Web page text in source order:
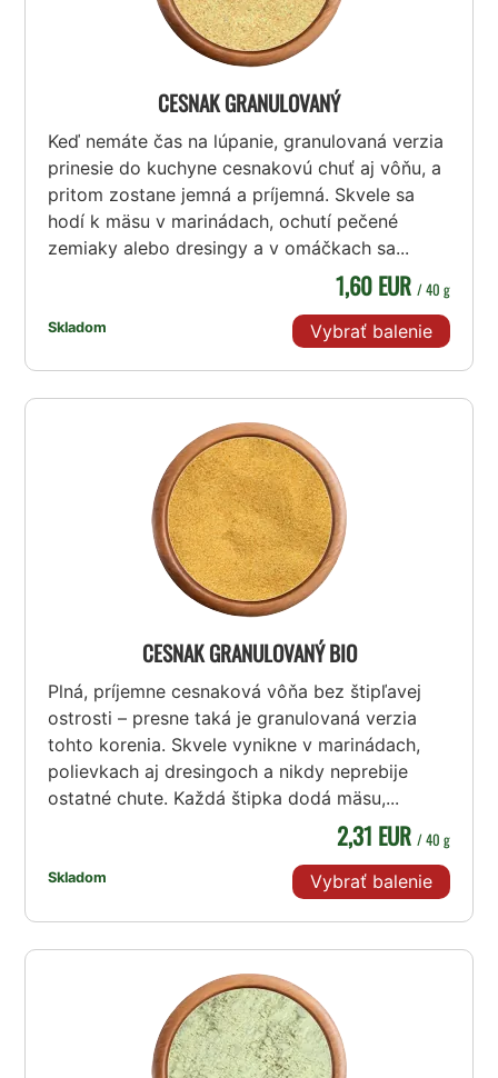
CESNAK GRANULOVANÝ
Keď nemáte čas na lúpanie, granulovaná verzia
prinesie do kuchyne cesnakovú chuť aj vôňu, a
pritom zostane jemná a príjemná. Skvele sa
hodí k mäsu v marinádach, ochutí pečené
zemiaky alebo dresingy a v omáčkach sa...
Skladom
1,60 EUR / 40 g
Vybrať balenie
CESNAK GRANULOVANÝ BIO
Plná, príjemne cesnaková vôňa bez štipľavej
ostrosti – presne taká je granulovaná verzia
tohto korenia. Skvele vynikne v marinádach,
polievkach aj dresingoch a nikdy neprebije
ostatné chute. Každá štipka dodá mäsu,...
Skladom
2,31 EUR / 40 g
Vybrať balenie